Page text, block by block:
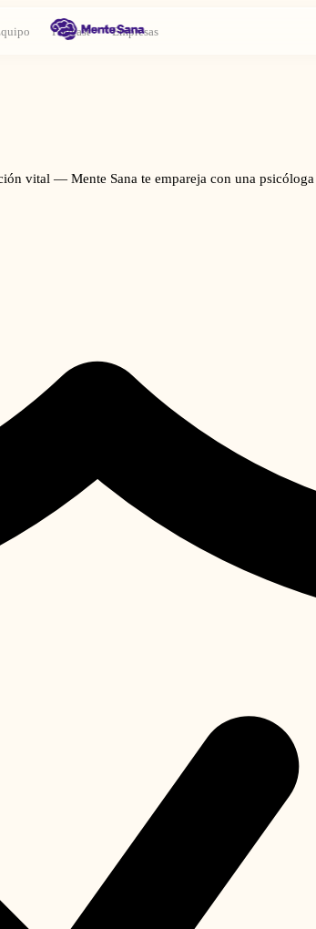
Podcast Empresas
vital — Mente Sana te empareja con una